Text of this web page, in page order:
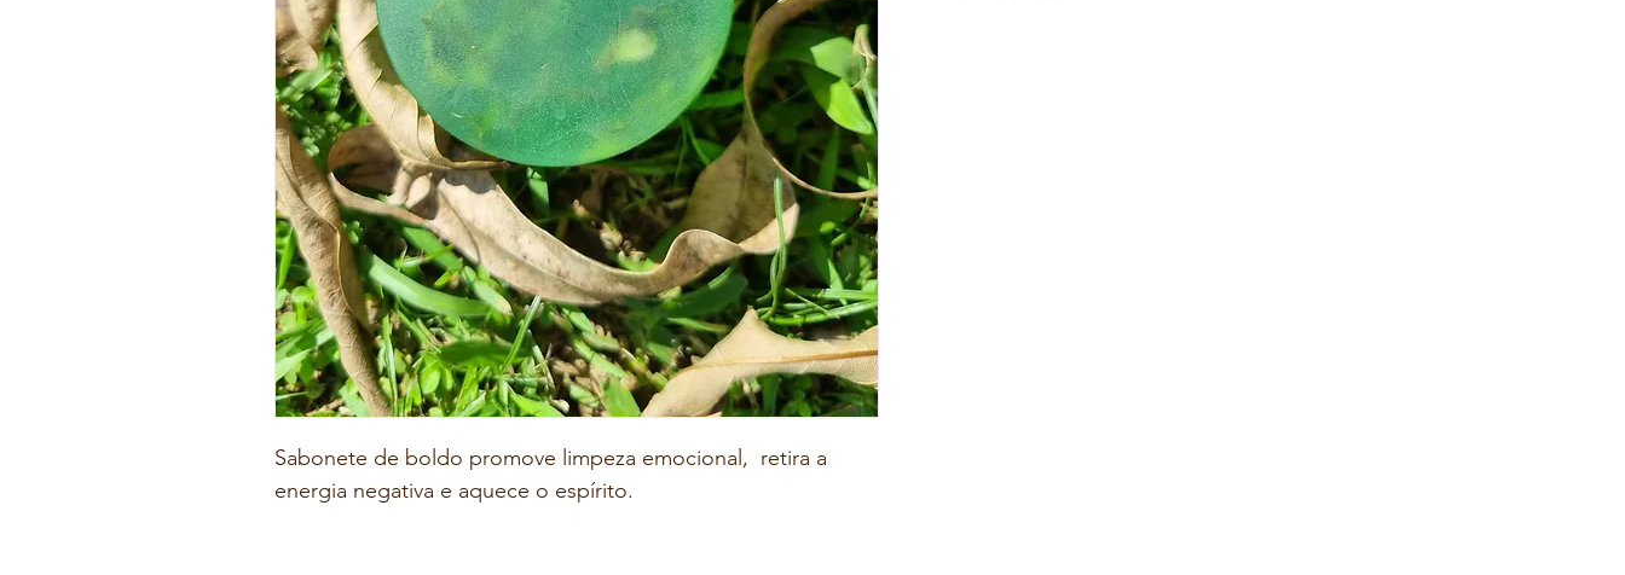
Sabonete de boldo promove limpeza emocional,  retira a
energia negativa e aquece o espírito.